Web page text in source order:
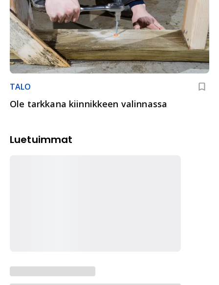
TALO
Ole tarkkana kiinnikkeen valinnassa
Luetuimmat